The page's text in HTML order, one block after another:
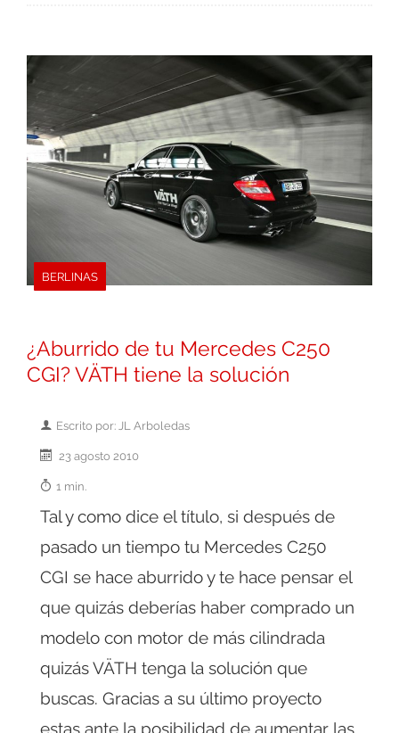
BERLINAS
¿Aburrido de tu Mercedes C250
CGI? VÄTH tiene la solución
Escrito por: JL Arboledas
23 agosto 2010
1 min.
Tal y como dice el título, si después de
pasado un tiempo tu Mercedes C250
CGI se hace aburrido y te hace pensar el
que quizás deberías haber comprado un
modelo con motor de más cilindrada
quizás VÄTH tenga la solución que
buscas. Gracias a su último proyecto
estas ante la posibilidad de aumentar las